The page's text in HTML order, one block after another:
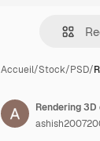
Accueil/Stock/PSD/
Rendering